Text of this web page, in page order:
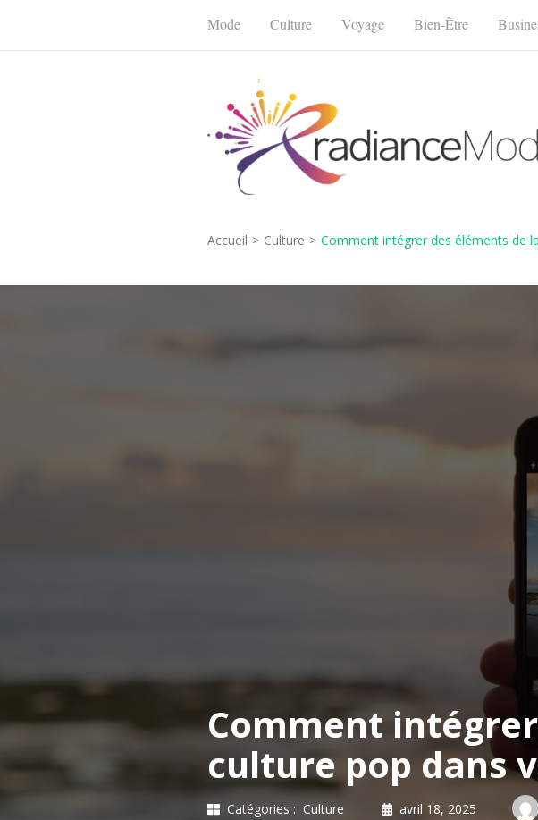
Mode Culture Voyage Bien-Être
Accueil > Culture > Comment intégrer des éléments de
Comment
culture pop dans
Catégories : Culture avril 18, 2025